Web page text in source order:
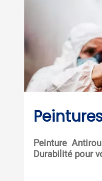
Peinture
Durabilité pour